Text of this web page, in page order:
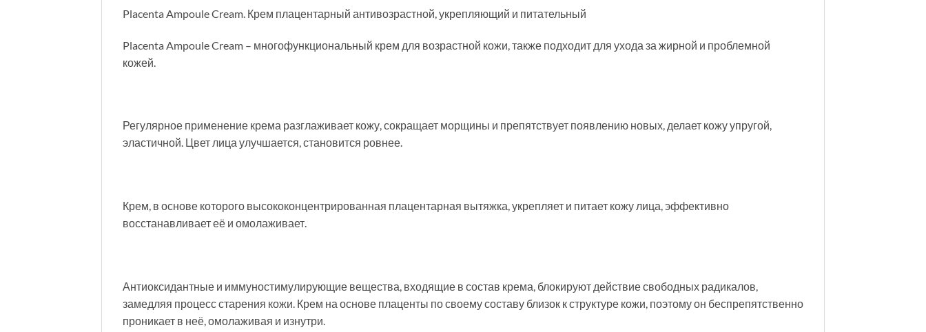
Placenta Ampoule Cream. Крем плацентарный антивозрастной, укрепляющий и питательный
Placenta Ampoule Cream – многофункциональный крем для возрастной кожи, также подходит для ухода за жирной и проблемной
кожей.
Регулярное применение крема разглаживает кожу, сокращает морщины и препятствует появлению новых, делает кожу упругой,
эластичной. Цвет лица улучшается, становится ровнее.
Крем, в основе которого высококонцентрированная плацентарная вытяжка, укрепляет и питает кожу лица, эффективно
восстанавливает её и омолаживает.
Антиоксидантные и иммуностимулирующие вещества, входящие в состав крема, блокируют действие свободных радикалов,
замедляя процесс старения кожи. Крем на основе плаценты по своему составу близок к структуре кожи, поэтому он беспрепятственно
проникает в неё, омолаживая и изнутри.